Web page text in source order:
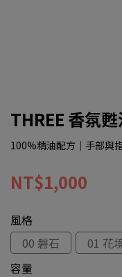
THREE 香氛
100%精油配方｜手部與
NT$1,000
風格
00 磐石
01 花
容量